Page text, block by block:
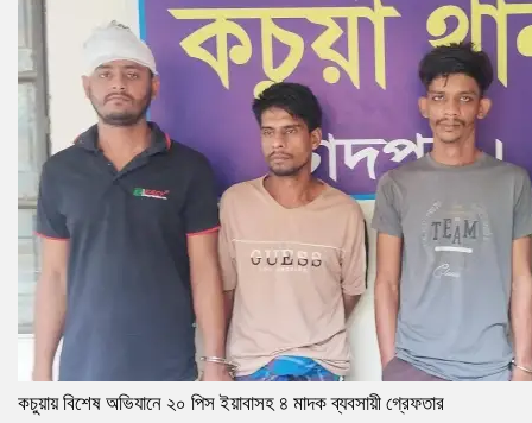
কচুয়ায় বিশেষ অভিযানে ২০ পিস ইয়াবাসহ ৪ মাদক ব্যবসায়ী গ্রেফতার